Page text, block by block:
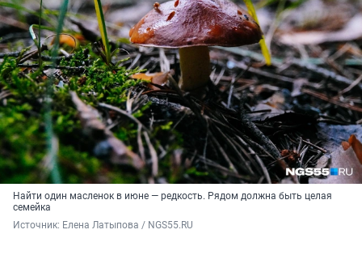
Найти один масленок в июне — редкость. Рядом должна быть целая
семейка
Источник: Елена Латыпова / NGS55.RU